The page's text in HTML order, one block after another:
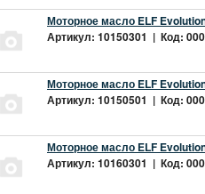
Моторное масло ELF
Артикул: 10150301 | Код:
Моторное масло ELF
Артикул: 10150501 | Код:
Моторное масло ELF
Артикул: 10160301 | Код: